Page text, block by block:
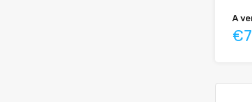
A